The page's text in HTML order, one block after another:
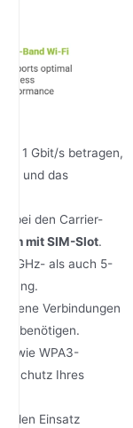
1 Gbit/s betragen,
und das
bei den Carrier-
mit SIM-Slot.
GHz- als auch 5-
Verbindungen
benötigen.
wie WPA3-
Schutz Ihres
den Einsatz